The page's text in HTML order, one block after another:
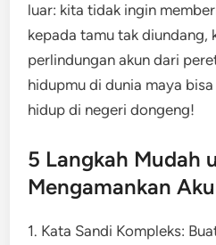
luar: kita tidak ingin
kepada tamu tak diundang,
perlindungan akun dari
hidupmu di dunia maya
hidup di negeri dongeng!
5 Langkah Mudah
Mengamankan
1. Kata Sandi Kompleks: